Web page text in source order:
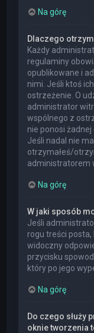
Na górę
Dlaczego
Każdy
regulaminy
opublikowane i
nimi. Jeśli ktoś
ostrzeżenie. O
administrator
wspólnego z
nie ponosi
Jeśli nadal nie
otrzymałeś/
administratorem
Na górę
W jaki sposób
Jeśli
rogu treści posta,
widoczny
przycisku
który po jego
Na górę
Do czego służy
oknie tworzenia